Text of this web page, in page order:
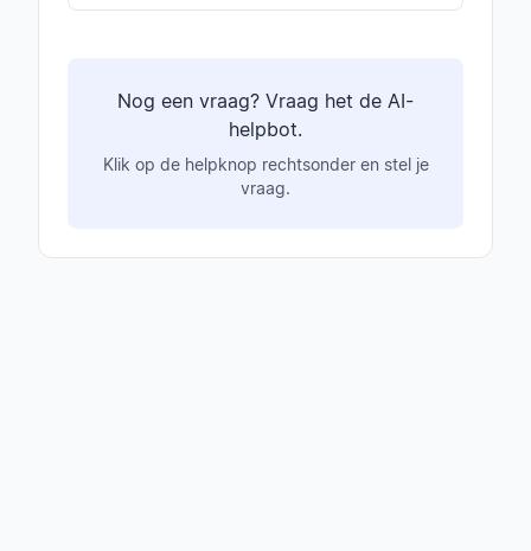
Nog een vraag? Vraag het de AI-
helpbot.
Klik op de helpknop rechtsonder en stel je
vraag.